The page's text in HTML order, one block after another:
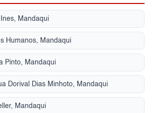
Mandaqui
Humanos, Mandaqui
Pinto, Mandaqui
Dorival Dias Minhoto, Mandaqui
Mandaqui